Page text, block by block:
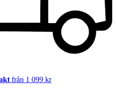
från 1 099 kr